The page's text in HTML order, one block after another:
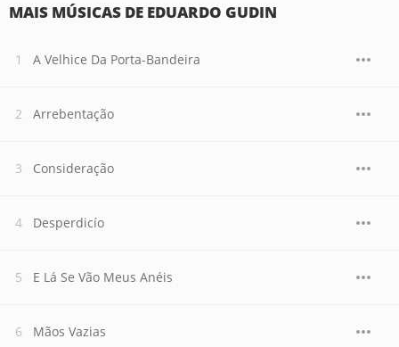
MAIS MÚSICAS DE EDUARDO GUDIN
A Velhice Da Porta-Bandeira
Arrebentação
Consideração
Desperdicío
E Lá Se Vão Meus Anéis
Mãos Vazias